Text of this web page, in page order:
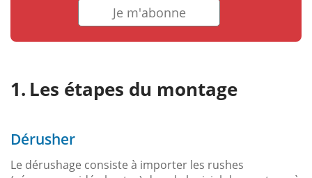
Je m'abonne
Les étapes du montage
Dérusher
Le dérushage consiste à importer les rushes